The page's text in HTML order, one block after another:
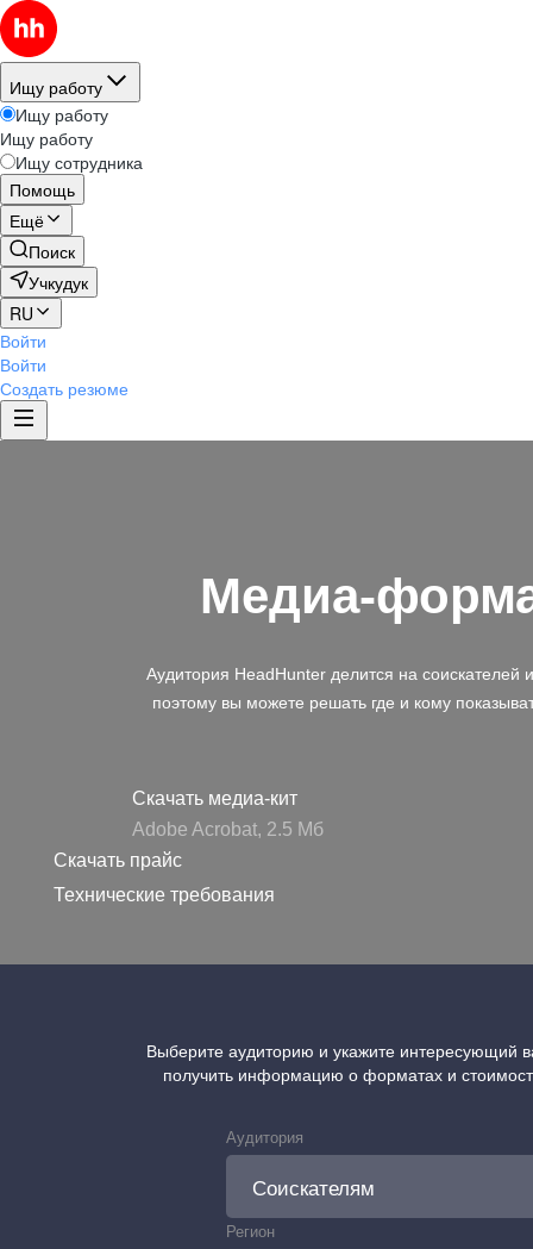
Ищу работу
Ищу работу
Ищу работу
Ищу сотрудника
Помощь
Ещё
Поиск
Учкудук
RU
Войти
Войти
Создать резюме
Медиа-
Аудитория HeadHunter делится на соискателей
поэтому вы можете решать где и кому
Скачать медиа-кит
Adobe Acrobat, 2.5 Mб
Скачать прайс
Технические требования
Выберите аудиторию и укажите интересующий
получить информацию о форматах и
Аудитория
Регион